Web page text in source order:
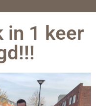
in 1 keer